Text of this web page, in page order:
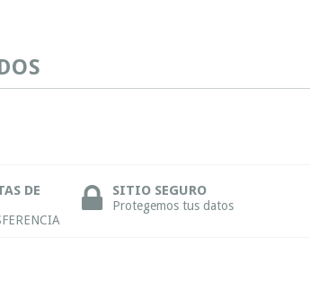
DE
SITIO SEGURO
Protegemos tus datos